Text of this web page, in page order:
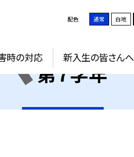
配色 通常 白地
時の対応 新入生の皆さんへ
第７学年